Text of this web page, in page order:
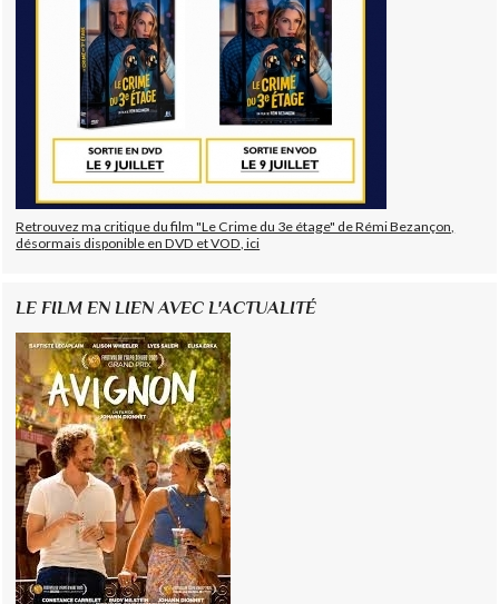
Retrouvez ma critique du film "Le Crime du 3e étage" de Rémi Bezançon,
désormais disponible en DVD et VOD, ici
LE FILM EN LIEN AVEC L'ACTUALITÉ